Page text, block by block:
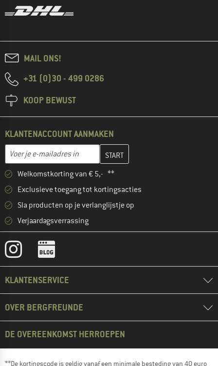
MAIL ONS!
+31 (0)30 - 499 0286
KOOP BEWUST
KLANTENACCOUNT AANMAKEN
E-mailadres
Vul je e-mailadres hier in en maak in de volgende stap je
Welkomstkorting van € 5,- **
Exclusieve toegang tot kortingsacties
Sla producten op je verlanglijstje op
Verjaardagsverrassing
KLANTENSERVICE
OVER BERGFREUNDE
DE OVEREENKOMST HERROEPEN
**De kortingscode is geldig vanaf een minimale besteding van 40 euro